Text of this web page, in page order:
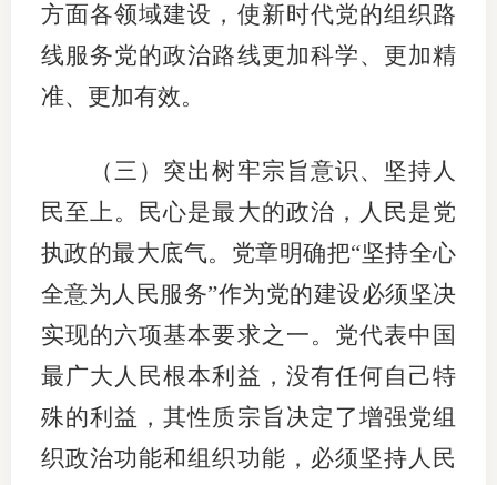
方面各领域建设，使新时代党的组织路
线服务党的政治路线更加科学、更加精
准、更加有效。
（三）突出树牢宗旨意识、坚持人
民至上。民心是最大的政治，人民是党
执政的最大底气。党章明确把“坚持全心
全意为人民服务”作为党的建设必须坚决
实现的六项基本要求之一。党代表中国
最广大人民根本利益，没有任何自己特
殊的利益，其性质宗旨决定了增强党组
织政治功能和组织功能，必须坚持人民